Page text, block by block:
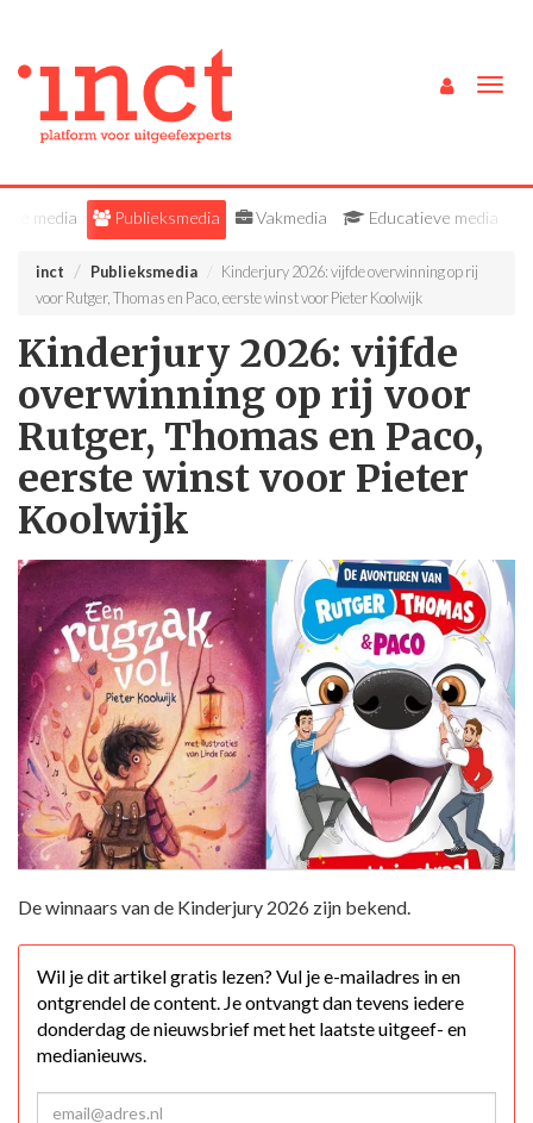
Alle media Publieksmedia Vakmedia Educatieve media
inct Publieksmedia
Kinderjury 2026: vijfde overwinning op rij
voor Rutger, Thomas en Paco, eerste winst voor Pieter Koolwijk
Kinderjury 2026: vijfde
overwinning op rij voor
Rutger, Thomas en Paco,
eerste winst voor Pieter
Koolwijk
De winnaars van de Kinderjury 2026 zijn bekend.
Wil je dit artikel gratis lezen? Vul je e-mailadres in en
ontgrendel de content. Je ontvangt dan tevens iedere
donderdag de nieuwsbrief met het laatste uitgeef- en
medianieuws.